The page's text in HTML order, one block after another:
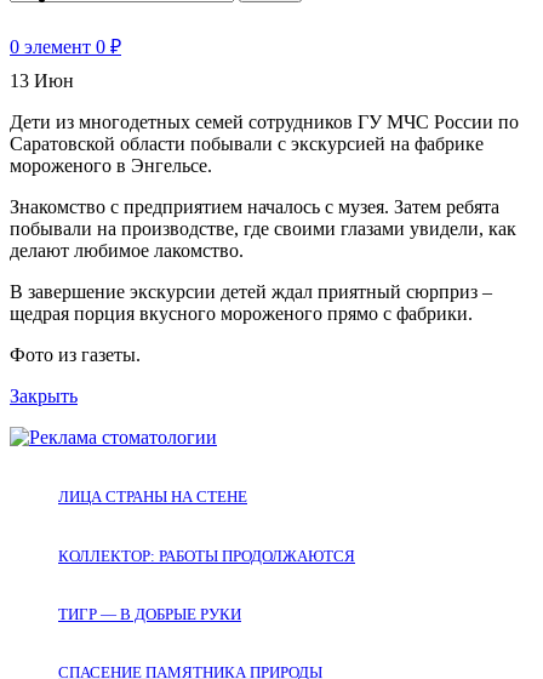
0 элемент 0 ₽
13 Июн
Дети из многодетных семей сотрудников ГУ МЧС России по
Саратовской области побывали с экскурсией на фабрике
мороженого в Энгельсе.
Знакомство с предприятием началось с музея. Затем ребята
побывали на производстве, где своими глазами увидели, как
делают любимое лакомство.
В завершение экскурсии детей ждал приятный сюрприз –
щедрая порция вкусного мороженого прямо с фабрики.
Фото из газеты.
Закрыть
ЛИЦА СТРАНЫ НА СТЕНЕ
КОЛЛЕКТОР: РАБОТЫ ПРОДОЛЖАЮТСЯ
ТИГР — В ДОБРЫЕ РУКИ
СПАСЕНИЕ ПАМЯТНИКА ПРИРОДЫ